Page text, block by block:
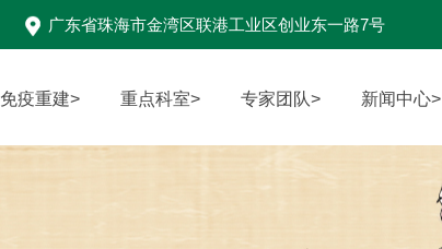
广东省珠海市金湾区联港工业区创业东一路7号
免疫重建> 重点科室> 专家团队> 新闻中心>